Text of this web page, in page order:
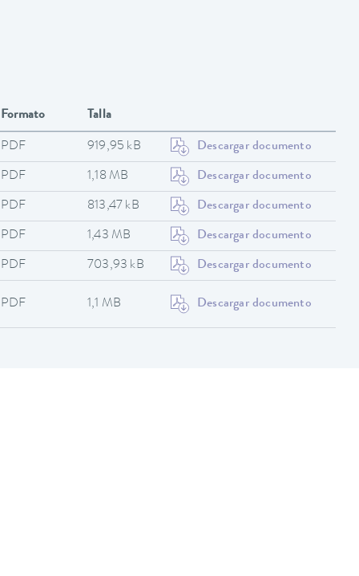
Formato Talla
PDF 919,95 kB Descargar documento
PDF 1,18 MB Descargar documento
PDF 813,47 kB Descargar documento
PDF 1,43 MB Descargar documento
PDF 703,93 kB Descargar documento
PDF 1,1 MB Descargar documento